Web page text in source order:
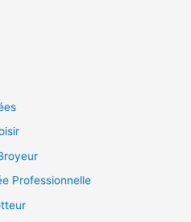
Professionnelle